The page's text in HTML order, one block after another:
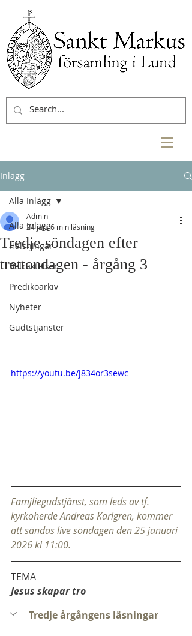
Inlägg
Alla Inlägg
Hälsningar
Betraktelser
Predikoarkiv
Nyheter
Gudtstjänster
Alla Inlägg
Tredje söndagen efter
trettondagen - årgång 3
Admin
24 jan.6 min läsning
https://youtu.be/j834or3sewc
Famjliegudstjänst, som leds av tf.
kyrkoherde Andreas Karlgren, kommer
att sändas live söndagen den 25 januari
2026 kl 11:00.
TEMA
Jesus skapar tro
Tredje årgångens läsningar